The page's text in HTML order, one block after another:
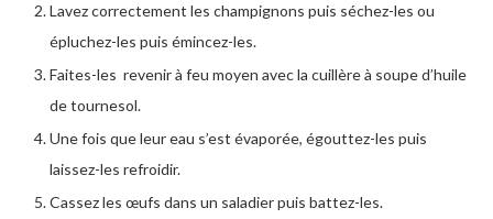
Lavez correctement les champignons puis séchez-les ou
épluchez-les puis émincez-les.
Faites-les revenir à feu moyen avec la cuillère à soupe d’huile
de tournesol.
Une fois que leur eau s’est évaporée, égouttez-les puis
laissez-les refroidir.
Cassez les œufs dans un saladier puis battez-les.